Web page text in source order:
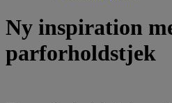
Ny inspiration
parforholdstjek